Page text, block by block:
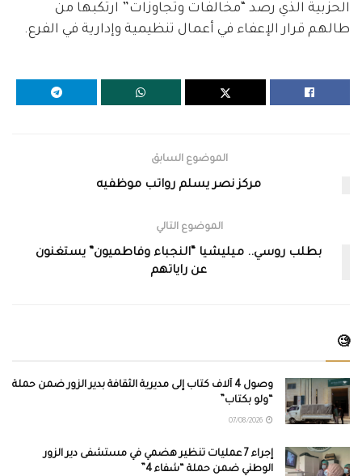
الحزبية الذي رصد “مخالفات وتجاوزات” ارتكبها من
طالهم قرار الإعفاء في أعمال تنظيمية وإدارية في الفرع.
الموضوع السابق
مركز نصر يسلم رواتب موظفيه
الموضوع التالي
بطلب روسي.. ميليشيا “النجباء وفاطميون” يستغنون
عن راياتهم
🧐
وصول 4 آلاف كتاب إلى مديرية الثقافة بدير الزور ضمن حملة
“ولو بكتاب”
إجراء 7 عمليات تنظير هضمي في مستشفى دير الزور
الوطني ضمن حملة “شفاء 4”